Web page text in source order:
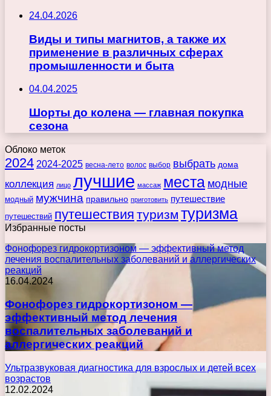
24.04.2026
Виды и типы магнитов, а также их
применение в различных сферах
промышленности и быта
04.04.2025
Шорты до колена — главная покупка
сезона
Облоко меток
2024 2024-2025 весна-лето волос выбор выбрать дома
коллекция лицо лучшие массаж места модные
модный мужчина правильно приготовить путешествие
путешествий путешествия туризм туризма
Избранные посты
Фонофорез гидрокортизоном — эффективный метод
лечения воспалительных заболеваний и аллергических
реакций
16.04.2024
Фонофорез гидрокортизоном —
эффективный метод лечения
воспалительных заболеваний и
аллергических реакций
Ультразвуковая диагностика для взрослых и детей всех
возрастов
12.02.2024